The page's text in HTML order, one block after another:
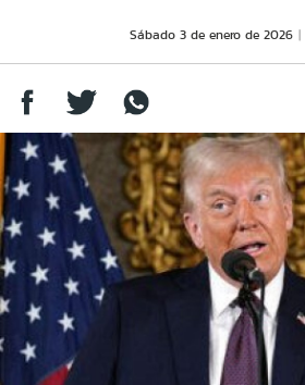
Sábado 3 de enero de 2026